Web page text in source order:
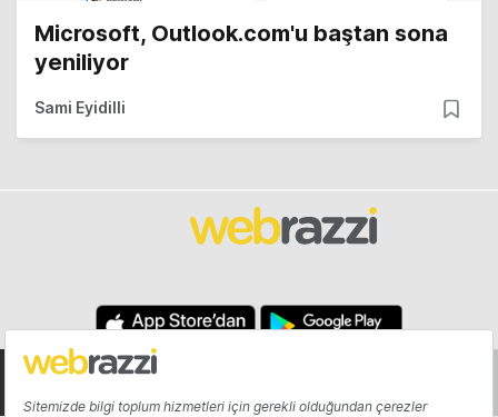
Microsoft, Outlook.com'u baştan sona
yeniliyor
Sami Eyidilli